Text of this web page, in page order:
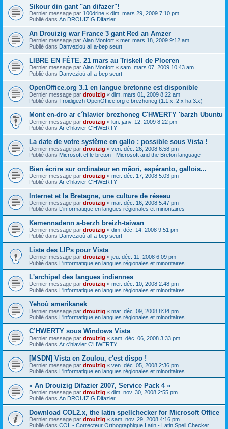
Sikour din gant "an difazer"!
Dernier message par 100drine « dim. mars 29, 2009 7:10 pm
Publié dans An DROUIZIG Difazier
An Drouizig war France 3 gant Red an Amzer
Dernier message par Alan Monfort « mer. mars 18, 2009 9:12 am
Publié dans Danvezioù all a-bep seurt
LIBRE EN FÊTE. 21 mars au Triskell de Ploeren
Dernier message par Alan Monfort « sam. mars 07, 2009 10:43 am
Publié dans Danvezioù all a-bep seurt
OpenOffice.org 3.1 en langue bretonne est disponible
Dernier message par drouizig « dim. mars 01, 2009 8:22 am
Publié dans Troidigezh OpenOffice.org e brezhoneg (1.1.x, 2.x ha 3.x)
Mont en-dro ar c´hlavier brezhoneg C'HWERTY 'barzh Ubuntu
Dernier message par drouizig « lun. janv. 12, 2009 8:22 pm
Publié dans Ar c'hlavier C'HWERTY
La date de votre système en gallo : possible sous Vista !
Dernier message par drouizig « ven. déc. 26, 2008 6:58 pm
Publié dans Microsoft et le breton - Microsoft and the Breton language
Bien écrire sur ordinateur en māori, espéranto, gallois...
Dernier message par drouizig « mer. déc. 17, 2008 5:03 pm
Publié dans Ar c'hlavier C'HWERTY
Internet et la Bretagne, une culture de réseau
Dernier message par drouizig « mar. déc. 16, 2008 5:47 pm
Publié dans L'informatique en langues régionales et minoritaires
Kemennadenn a-berzh breizh-taiwan
Dernier message par drouizig « dim. déc. 14, 2008 9:51 pm
Publié dans Danvezioù all a-bep seurt
Liste des LIPs pour Vista
Dernier message par drouizig « jeu. déc. 11, 2008 6:09 pm
Publié dans L'informatique en langues régionales et minoritaires
L'archipel des langues indiennes
Dernier message par drouizig « mer. déc. 10, 2008 2:48 pm
Publié dans L'informatique en langues régionales et minoritaires
Yehoù amerikanek
Dernier message par drouizig « mar. déc. 09, 2008 8:34 pm
Publié dans L'informatique en langues régionales et minoritaires
C’HWERTY sous Windows Vista
Dernier message par drouizig « sam. déc. 06, 2008 3:33 pm
Publié dans Ar c'hlavier C'HWERTY
[MSDN] Vista en Zoulou, c'est dispo !
Dernier message par drouizig « ven. déc. 05, 2008 2:36 pm
Publié dans L'informatique en langues régionales et minoritaires
« An Drouizig Difazier 2007, Service Pack 4 »
Dernier message par drouizig « dim. nov. 30, 2008 2:55 pm
Publié dans An DROUIZIG Difazier
Download COL2.x, the latin spellchecker for Microsoft Office
Dernier message par drouizig « sam. nov. 29, 2008 4:16 pm
Publié dans COL - Correcteur Orthographique Latin - Latin Spell Checker